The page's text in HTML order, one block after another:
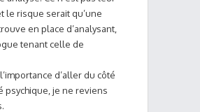
le risque serait qu’une
en place d’analysant,
tenant celle de
l’importance d’aller du côté
psychique, je ne reviens